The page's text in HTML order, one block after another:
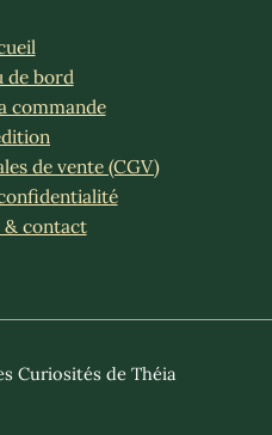
de bord
commande
de vente (CGV)
& contact
Curiosités de Théia